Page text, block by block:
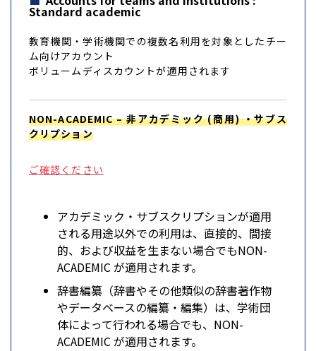
Standard academic
教育機関・学術機関での複数名利用を対象としたチー
ム向けアカウント
ボリュームディスカウントが適用されます
NON-ACADEMIC – 非アカデミック (商用) ・サブス
クリプション
ご確認ください
アカデミック・サブスクリプションが適用
される用途以外での利用は、直接的、間接
的、および収益を生まない場合でもNON-
ACADEMIC が適用されます。
辞書編纂（辞書やその他類似の辞書著作物
やデータベースの編纂・編集）は、学術団
体によって行われる場合でも、NON-
ACADEMIC が適用されます。